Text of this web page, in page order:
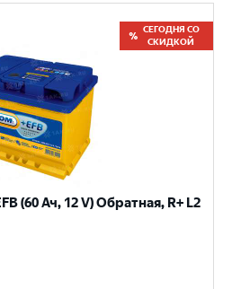
СЕГОДНЯ СО
СКИДКОЙ
(60 Ач, 12 V) Обратная, R+ L2